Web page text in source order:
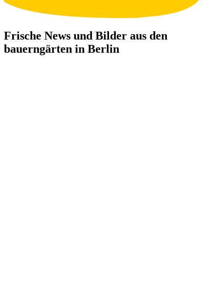
Frische News und Bilder aus den
bauerngärten in Berlin